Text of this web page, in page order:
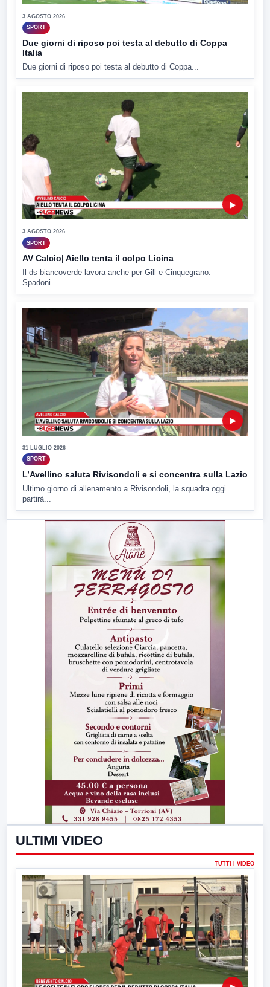
3 AGOSTO 2026
SPORT
Due giorni di riposo poi testa al debutto di Coppa
Italia
Due giorni di riposo poi testa al debutto di Coppa...
▶
3 AGOSTO 2026
SPORT
AV Calcio| Aiello tenta il colpo Licina
Il ds biancoverde lavora anche per Gill e Cinquegrano.
Spadoni...
▶
31 LUGLIO 2026
SPORT
L’Avellino saluta Rivisondoli e si concentra sulla Lazio
Ultimo giorno di allenamento a Rivisondoli, la squadra oggi
partirà...
ULTIMI VIDEO
TUTTI I VIDEO